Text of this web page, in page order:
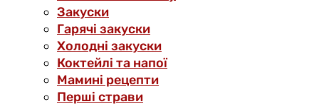
Закуски
Гарячі закуски
Холодні закуски
Коктейлі та напої
Мамині рецепти
Перші страви